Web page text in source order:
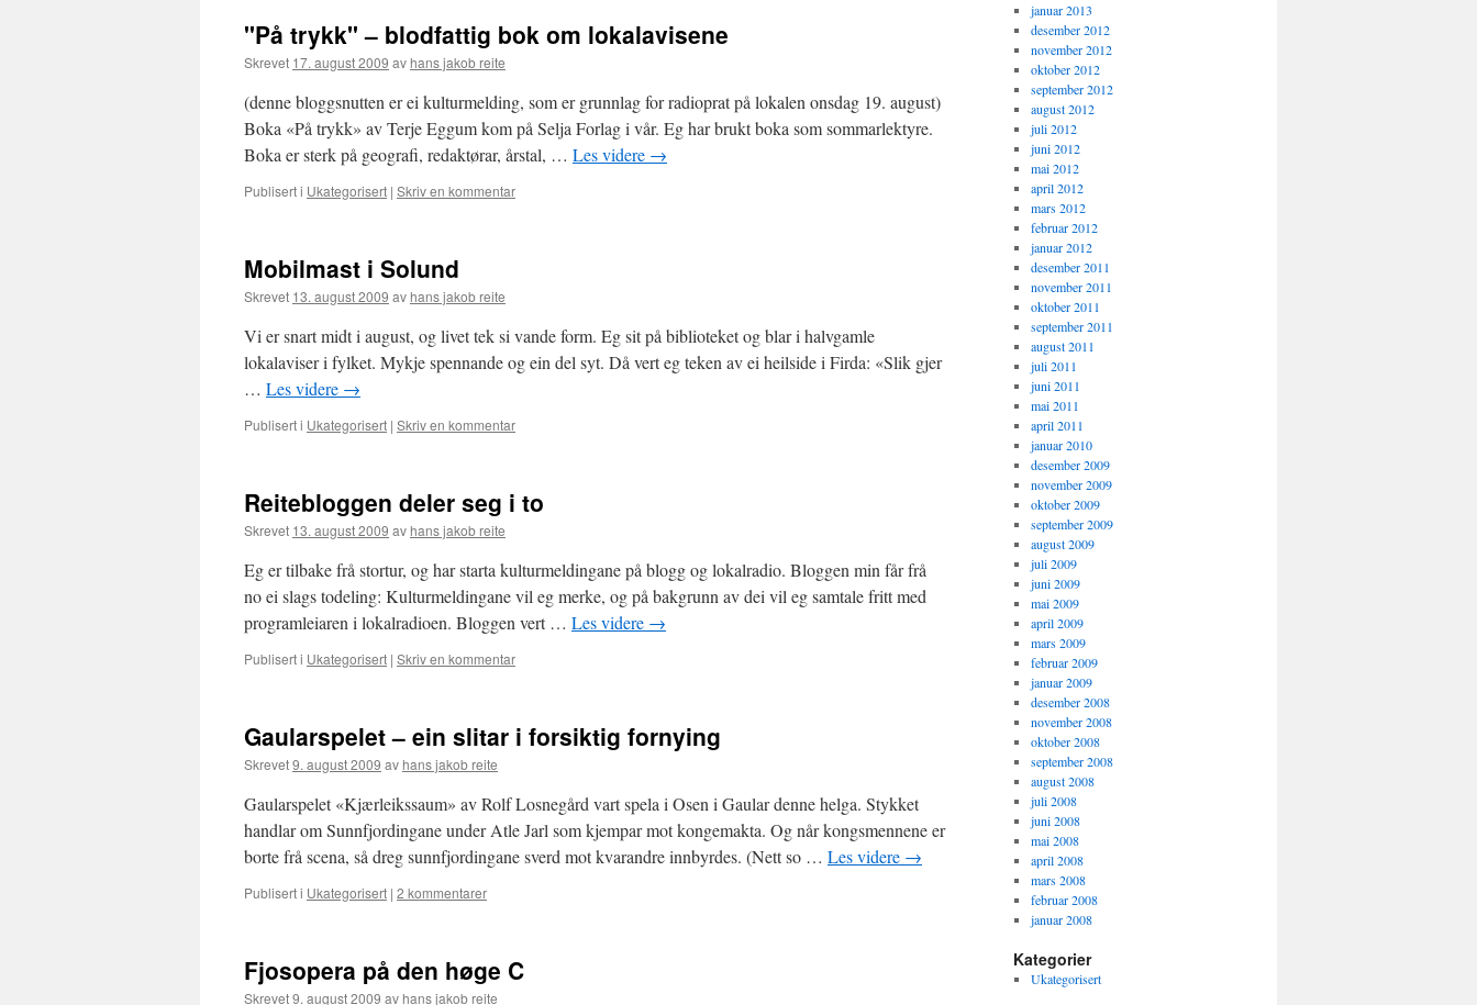
"På trykk" – blodfattig bok om lokalavisene
Skrevet 17. august 2009 av hans jakob reite
(denne bloggsnutten er ei kulturmelding, som er grunnlag for radioprat på lokalen onsdag 19. august)
Boka «På trykk» av Terje Eggum kom på Selja Forlag i vår. Eg har brukt boka som sommarlektyre.
Boka er sterk på geografi, redaktørar, årstal, … Les videre →
Publisert i Ukategorisert | Skriv en kommentar
Mobilmast i Solund
Skrevet 13. august 2009 av hans jakob reite
Vi er snart midt i august, og livet tek si vande form. Eg sit på biblioteket og blar i halvgamle
lokalaviser i fylket. Mykje spennande og ein del syt. Då vert eg teken av ei heilside i Firda: «Slik gjer
… Les videre →
Publisert i Ukategorisert | Skriv en kommentar
Reitebloggen deler seg i to
Skrevet 13. august 2009 av hans jakob reite
Eg er tilbake frå stortur, og har starta kulturmeldingane på blogg og lokalradio. Bloggen min får frå
no ei slags todeling: Kulturmeldingane vil eg merke, og på bakgrunn av dei vil eg samtale fritt med
programleiaren i lokalradioen. Bloggen vert … Les videre →
Publisert i Ukategorisert | Skriv en kommentar
Gaularspelet – ein slitar i forsiktig fornying
Skrevet9. august 2009 av hans jakob reite
Gaularspelet «Kjærleikssaum» av Rolf Losnegård vart spela i Osen i Gaular denne helga. Stykket
handlar om Sunnfjordingane under Atle Jarl som kjempar mot kongemakta. Og når kongsmennene er
borte frå scena, så dreg sunnfjordingane sverd mot kvarandre innbyrdes. (Nett so … Les videre →
Publisert i Ukategorisert | 2 kommentarer
Fjosopera på den høge C
Skrevet9. august 2009 av hans jakob reite
januar 2013
desember 2012
november 2012
oktober 2012
september 2012
august 2012
juli 2012
juni 2012
mai 2012
april 2012
mars 2012
februar 2012
januar 2012
desember 2011
november 2011
oktober 2011
september 2011
august 2011
juli 2011
juni 2011
mai 2011
april 2011
januar 2010
desember 2009
november 2009
oktober 2009
september 2009
august 2009
juli 2009
juni 2009
mai 2009
april 2009
mars 2009
februar 2009
januar 2009
desember 2008
november 2008
oktober 2008
september 2008
august 2008
juli 2008
juni 2008
mai 2008
april 2008
mars 2008
februar 2008
januar 2008
Kategorier
Ukategorisert